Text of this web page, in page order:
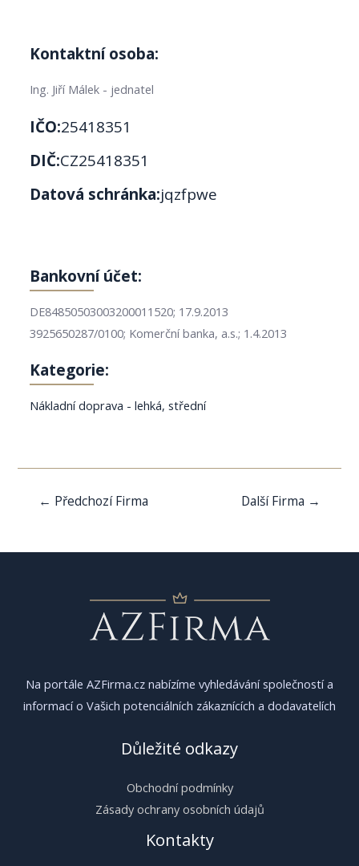
Kontaktní osoba:
Ing. Jiří Málek - jednatel
IČO:25418351
DIČ:CZ25418351
Datová schránka:jqzfpwe
Bankovní účet:
DE84850503003200011520; 17.9.2013
3925650287/0100; Komerční banka, a.s.; 1.4.2013
Kategorie:
Nákladní doprava - lehká, střední
Navigace
← Předchozí Firma Další Firma →
Na portále AZFirma.cz nabízíme vyhledávání společností a
informací o Vašich potenciálních zákaznících a dodavatelích
Důležité odkazy
Obchodní podmínky
Zásady ochrany osobních údajů
Kontakty